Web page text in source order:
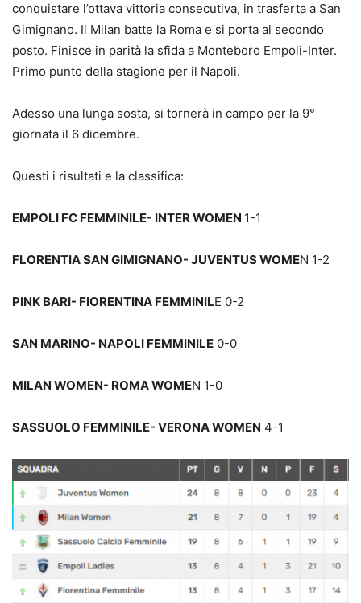
conquistare l’ottava vittoria consecutiva, in trasferta a San
Gimignano. Il Milan batte la Roma e si porta al secondo
posto. Finisce in parità la sfida a Monteboro Empoli-Inter.
Primo punto della stagione per il Napoli.
Adesso una lunga sosta, si tornerà in campo per la 9°
giornata il 6 dicembre.
Questi i risultati e la classifica:
EMPOLI FC FEMMINILE- INTER WOMEN 1-1
FLORENTIA SAN GIMIGNANO- JUVENTUS WOMEN 1-2
PINK BARI- FIORENTINA FEMMINILE 0-2
SAN MARINO- NAPOLI FEMMINILE 0-0
MILAN WOMEN- ROMA WOMEN 1-0
SASSUOLO FEMMINILE- VERONA WOMEN 4-1